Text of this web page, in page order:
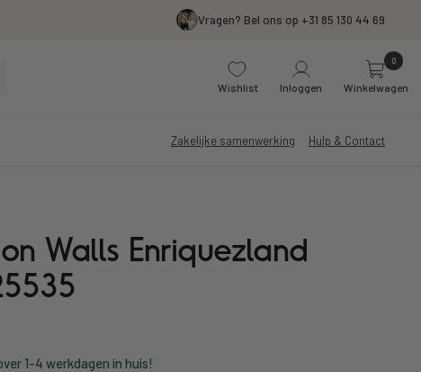
Vragen? Bel ons op +31 85 130 44 69
Wishlist Inloggen Winkelwagen
0
Zakelijke samenwerking Hulp & Contact
Walls Enriquezland
1-4 werkdagen in huis!